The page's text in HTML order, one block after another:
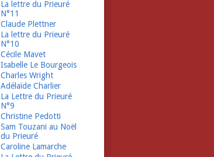
La lettre du Prieuré
N°11
Claude Plettner
La lettre du Prieuré
N°10
Cécile Mavet
Isabelle Le Bourgeois
Charles Wright
Adélaïde Charlier
La Lettre du Prieuré
N°9
Christine Pedotti
Sam Touzani au Noël
du Prieuré
Caroline Lamarche